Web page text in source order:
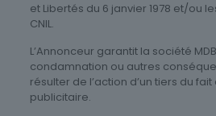
et Libertés du 6 janvier 1978 et/ou
CNIL.
L’Annonceur garantit la société
condamnation ou autres
résulter de l’action d’un tiers du
publicitaire.